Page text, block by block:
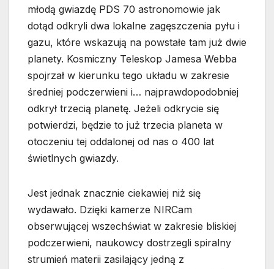
młodą gwiazdę PDS 70 astronomowie jak
dotąd odkryli dwa lokalne zagęszczenia pyłu i
gazu, które wskazują na powstałe tam już dwie
planety. Kosmiczny Teleskop Jamesa Webba
spojrzał w kierunku tego układu w zakresie
średniej podczerwieni i… najprawdopodobniej
odkrył trzecią planetę. Jeżeli odkrycie się
potwierdzi, będzie to już trzecia planeta w
otoczeniu tej oddalonej od nas o 400 lat
świetlnych gwiazdy.
Jest jednak znacznie ciekawiej niż się
wydawało. Dzięki kamerze NIRCam
obserwującej wszechświat w zakresie bliskiej
podczerwieni, naukowcy dostrzegli spiralny
strumień materii zasilający jedną z